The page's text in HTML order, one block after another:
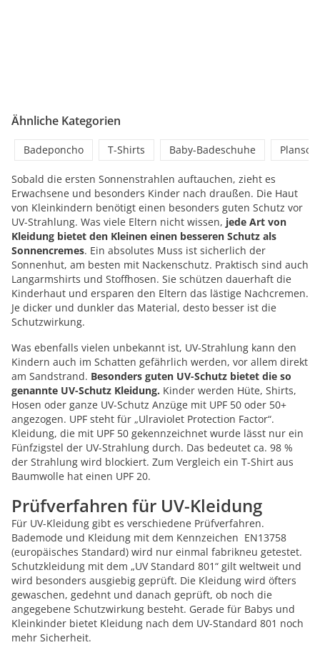
Ähnliche Kategorien
Badeponcho T-Shirts Baby-Badeschuhe
Sobald die ersten Sonnenstrahlen auftauchen, zieht es
Erwachsene und besonders Kinder nach draußen. Die Haut
von Kleinkindern benötigt einen besonders guten Schutz vor
UV-Strahlung. Was viele Eltern nicht wissen, jede Art von
Kleidung bietet den Kleinen einen besseren Schutz als
Sonnencremes. Ein absolutes Muss ist sicherlich der
Sonnenhut, am besten mit Nackenschutz. Praktisch sind auch
Langarmshirts und Stoffhosen. Sie schützen dauerhaft die
Kinderhaut und ersparen den Eltern das lästige Nachcremen.
Je dicker und dunkler das Material, desto besser ist die
Schutzwirkung.
Was ebenfalls vielen unbekannt ist, UV-Strahlung kann den
Kindern auch im Schatten gefährlich werden, vor allem direkt
am Sandstrand. Besonders guten UV-Schutz bietet die so
genannte UV-Schutz Kleidung. Kinder werden Hüte, Shirts,
Hosen oder ganze UV-Schutz Anzüge mit UPF 50 oder 50+
angezogen. UPF steht für „Ulraviolet Protection Factor“.
Kleidung, die mit UPF 50 gekennzeichnet wurde lässt nur ein
Fünfzigstel der UV-Strahlung durch. Das bedeutet ca. 98 %
der Strahlung wird blockiert. Zum Vergleich ein T-Shirt aus
Baumwolle hat einen UPF 20.
Prüfverfahren für UV-Kleidung
Für UV-Kleidung gibt es verschiedene Prüfverfahren.
Bademode und Kleidung mit dem Kennzeichen EN13758
(europäisches Standard) wird nur einmal fabrikneu getestet.
Schutzkleidung mit dem „UV Standard 801“ gilt weltweit und
wird besonders ausgiebig geprüft. Die Kleidung wird öfters
gewaschen, gedehnt und danach geprüft, ob noch die
angegebene Schutzwirkung besteht. Gerade für Babys und
Kleinkinder bietet Kleidung nach dem UV-Standard 801 noch
mehr Sicherheit.